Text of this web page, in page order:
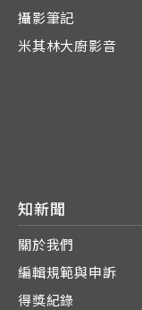
攝影筆記
米其林大廚影音
知新聞
關於我們
編輯規範與申訴
得獎紀錄